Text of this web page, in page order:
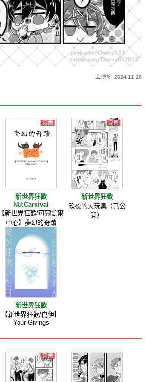
上傳於: 2024-11-26
新世界狂歡
NU:Carnival
【新世界狂歡/可爾凱爾
中心】夢幻的奇蹟
新世界狂歡
玖夜的大玩具（已公
開）
新世界狂歡
【新世界狂歡/崑伊】
Your Givings